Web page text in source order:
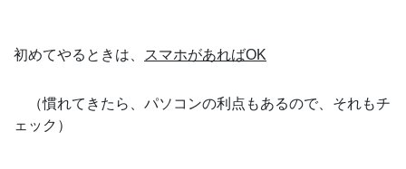
初めてやるときは、 スマホがあればOK
（慣れてきたら、パソコンの利点もあるので、それもチ
ェック）